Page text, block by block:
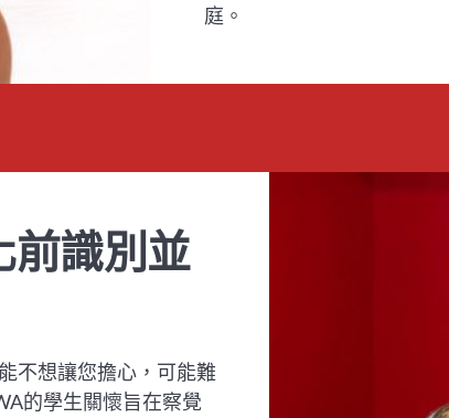
庭。
前識別並
不想讓您擔心，可能難
的學生關懷旨在察覺